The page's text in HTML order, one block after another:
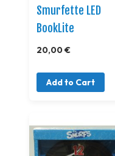
Smurfette LED
BookLite
20,00 €
Add to Cart